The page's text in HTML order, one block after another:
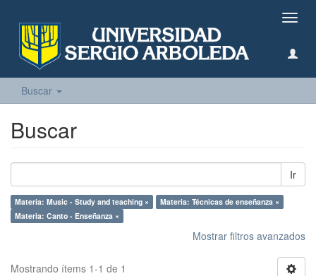
Buscar
Buscar
Ir
Materia: Music - Study and teaching ×
Materia: Técnicas de enseñanza ×
Materia: Canto - Enseñanza ×
Mostrar filtros avanzados
Mostrando ítems 1-1 de 1